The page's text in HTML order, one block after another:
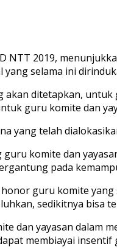
NTT 2019,
selama ini
akan ditetapkan,
guru komite dan
yang telah
komite dan
pada
guru komite
sedikitnya bisa
dan yayasan dalam
membiayai insentif